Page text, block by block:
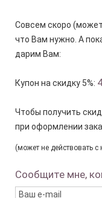
Совсем скоро
что Вам нужно. А
дарим Вам:
Купон на скидку 5%:
Чтобы получить
при оформлении
(может не действовать
Сообщите мне,